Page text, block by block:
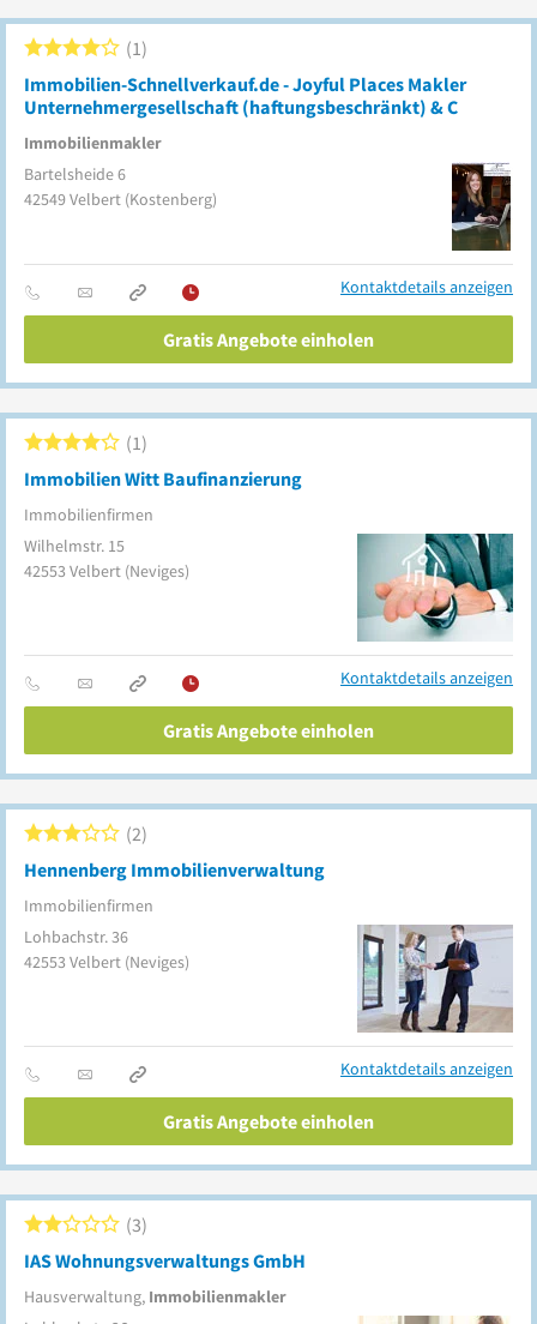
Immobilien-Schnellverkauf.de - Joyful Places Makler
Unternehmergesellschaft (haftungsbeschränkt) & C
Immobilienmakler
1
Bartelsheide 6
42549Velbert (Kostenberg)
Kontaktdetails anzeigen
Gratis Angebote einholen
Immobilien Witt Baufinanzierung
Immobilienfirmen
1
Wilhelmstr. 15
42553 Velbert (Neviges)
Kontaktdetails anzeigen
Gratis Angebote einholen
Hennenberg Immobilienverwaltung
Immobilienfirmen
2
Lohbachstr. 36
42553 Velbert (Neviges)
Kontaktdetails anzeigen
Gratis Angebote einholen
IAS Wohnungsverwaltungs GmbH
Hausverwaltung, Immobilienmakler
3